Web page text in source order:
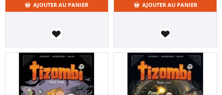
AJOUTER AU PANIER AJOUTER AU PANIER